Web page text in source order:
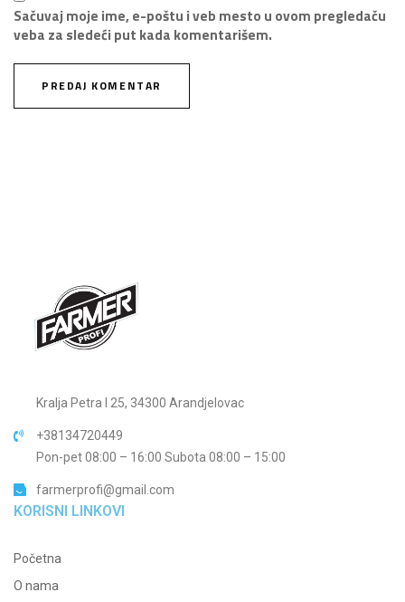
Sačuvaj moje ime, e-poštu i veb mesto u ovom pregledaču
veba za sledeći put kada komentarišem.
Kralja Petra I 25, 34300 Arandjelovac
+38134720449
Pon-pet 08:00 – 16:00 Subota 08:00 – 15:00
farmerprofi@gmail.com
KORISNI LINKOVI
Početna
O nama